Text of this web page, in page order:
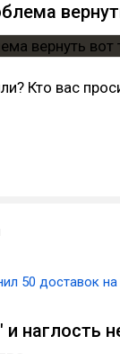
Кто вас
50 доставок
и наглость